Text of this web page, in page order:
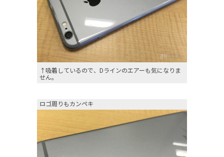
↑吸着しているので、Dラインのエアーも気になりま
せん。
ロゴ周りもカンペキ